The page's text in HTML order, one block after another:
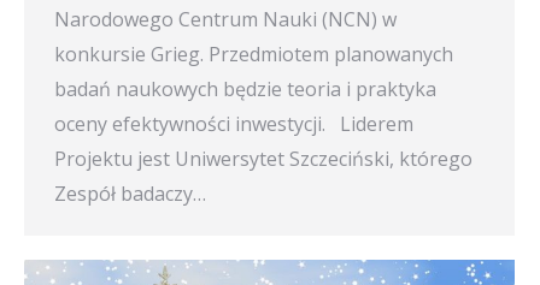
Narodowego Centrum Nauki (NCN) w
konkursie Grieg. Przedmiotem planowanych
badań naukowych będzie teoria i praktyka
oceny efektywności inwestycji. Liderem
Projektu jest Uniwersytet Szczeciński, którego
Zespół badaczy…